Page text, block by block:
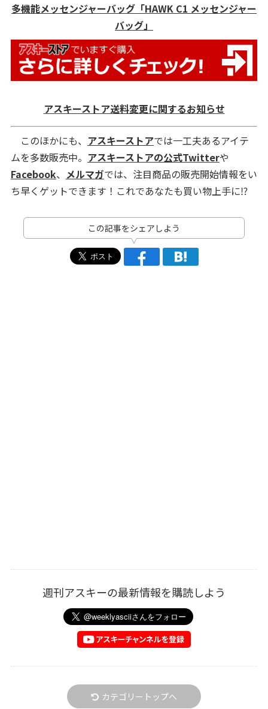
多機能メッセンジャーバッグ「HAWK C1 メッセンジャー
バッグ」
アスキーストア送料変更に関するお知らせ
このほかにも、 アスキーストアでは一工夫あるアイテ
ムを多数販売中。 アスキーストアの公式Twitterや
Facebook、 メルマガでは、注目商品の販売開始情報をい
ち早くゲットできます！これであなたも買い物上手に⁉
この記事をシェアしよう
週刊アスキーの最新情報を購読しよう
カテゴリートップへ